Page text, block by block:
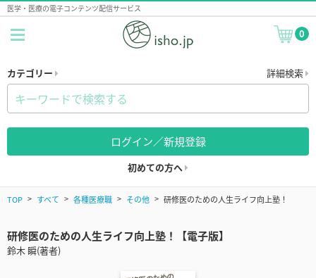
医学・医療の電子コンテンツ配信サービス
0
カテゴリー 詳細検索
ログイン／新規登録
初めての方へ
TOP すべて 各種医療職 その他 研修医のための人生ライフ向上塾！
研修医のための人生ライフ向上塾！【電子版】
鈴木 瞬(著者)